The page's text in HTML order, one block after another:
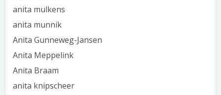
anita mulkens
anita munnik
Anita Gunneweg-Jansen
Anita Meppelink
Anita Braam
anita knipscheer